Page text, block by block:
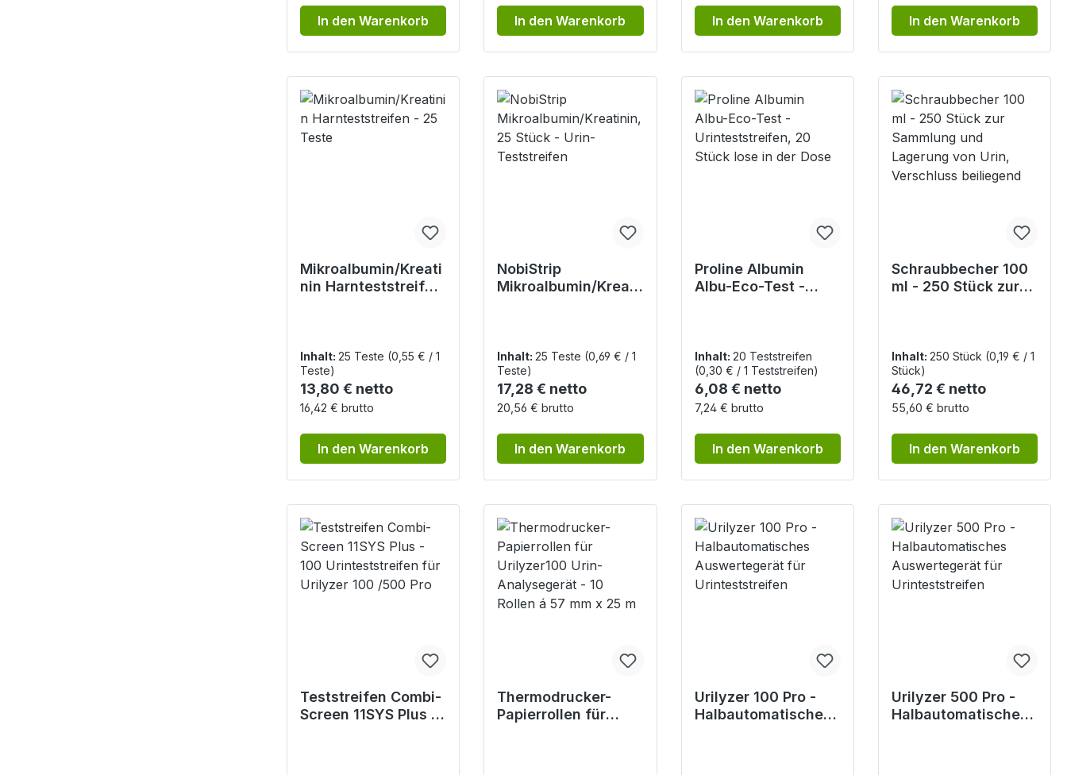
In den Warenkorb In den Warenkorb In den Warenkorb In den Warenkorb
Mikroalbumin/Kreati
nin Harnteststreifen
Inhalt: 25 Teste (0,55 € / 1
Teste)
Regulärer Preis:
13,80 € netto
16,42 € brutto
In den Warenkorb
NobiStrip
Mikroalbumin/Kreati
Inhalt:25 Teste (0,69 € / 1
Teste)
Regulärer Preis:
17,28 € netto
20,56 € brutto
In den Warenkorb
Proline Albumin
Albu-Eco-Test -
Inhalt: 20 Teststreifen
(0,30 € / 1 Teststreifen)
Regulärer Preis:
6,08 € netto
7,24 € brutto
In den Warenkorb
Schraubbecher 100
ml - 250 Stück zur
beiliegend
Inhalt: 250 Stück (0,19 € / 1
Stück)
Regulärer Preis:
46,72 € netto
55,60 € brutto
In den Warenkorb
Teststreifen Combi-
Screen 11SYS Plus -
Thermodrucker-
Papierrollen für
Urilyzer 100 Pro -
Halbautomatisches
Urilyzer 500 Pro -
Halbautomatisches